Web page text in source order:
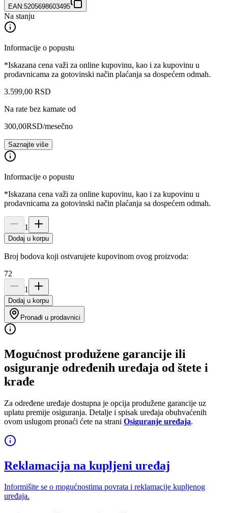
EAN:5205698603495
Na stanju
Informacije o popustu
*Iskazana cena važi za online kupovinu, kao i za kupovinu u
prodavnicama za gotovinski način plaćanja sa dospećem odmah.
3.599,00 RSD
Na rate bez kamate od
300,00RSD/mesečno
Saznajte više
Informacije o popustu
*Iskazana cena važi za online kupovinu, kao i za kupovinu u
prodavnicama za gotovinski način plaćanja sa dospećem odmah.
1
Dodaj u korpu
Broj bodova koji ostvarujete kupovinom ovog proizvoda:
72
1
Dodaj u korpu
Pronađi u prodavnici
Mogućnost produžene garancije ili
osiguranje određenih uređaja od štete i
krađe
Za određene uređaje dostupna je opcija produžene garancije uz
uplatu premije osiguranja. Detalje i spisak uređaja obuhvaćenih
ovom uslugom pronaći ćete na strani Osiguranje uređaja.
Reklamacija na kupljeni uređaj
Informišite se o mogućnostima povrata i reklamacije kupljenog
uređaja.